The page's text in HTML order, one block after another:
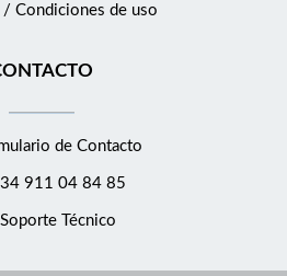
/ Condiciones de uso
de Contacto
911 04 84 85
Soporte Técnico